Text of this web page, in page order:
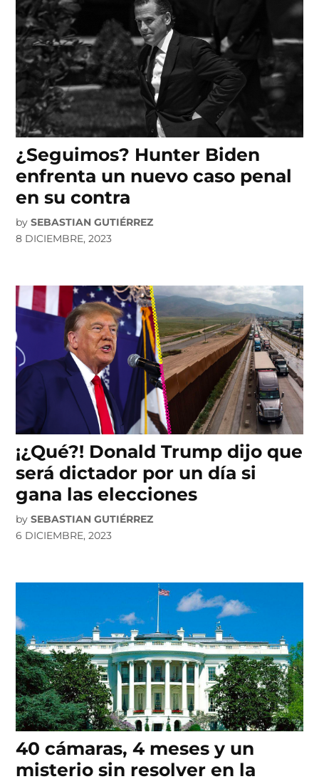
¿Seguimos? Hunter Biden
enfrenta un nuevo caso penal
en su contra
by SEBASTIAN GUTIÉRREZ
8 DICIEMBRE, 2023
¡¿Qué?! Donald Trump dijo que
será dictador por un día si
gana las elecciones
by SEBASTIAN GUTIÉRREZ
6 DICIEMBRE, 2023
40 cámaras, 4 meses y un
misterio sin resolver en la